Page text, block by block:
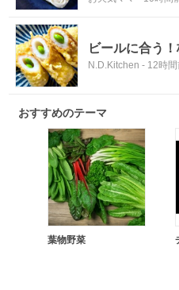
ビールに合う
N.D.Kitchen - 12時
おすすめのテーマ
葉物野菜